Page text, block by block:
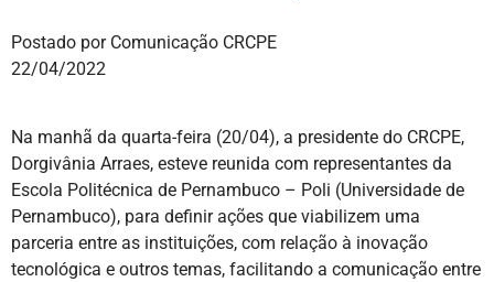
Postado por Comunicação CRCPE
22/04/2022
Na manhã da quarta-feira (20/04), a presidente do CRCPE,
Dorgivânia Arraes, esteve reunida com representantes da
Escola Politécnica de Pernambuco – Poli (Universidade de
Pernambuco), para definir ações que viabilizem uma
parceria entre as instituições, com relação à inovação
tecnológica e outros temas, facilitando a comunicação entre